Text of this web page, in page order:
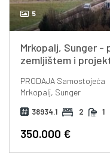
5
Mrkopalj, Sunger -
zemljištem i
PRODAJASamostojeća
Mrkopalj, Sunger
38934.1 2 1
350.000 €